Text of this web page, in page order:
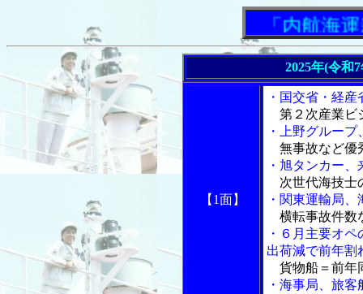
「内航海運新
2025年(令和
【1面】
・国交省・経
第２次産業ビ
・上野グルー
無事故など優
・旭タンカー
次世代海技士
・関東運輸局
横転事故件数
・６月主要オ
出荷減で前年割
貨物船＝前年
・海事局、旅